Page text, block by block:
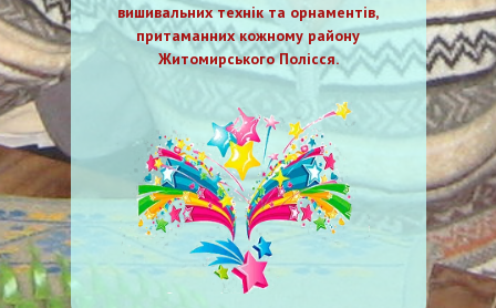
вишивальних технік та орнаментів,
притаманних кожному району
Житомирського Полісся.